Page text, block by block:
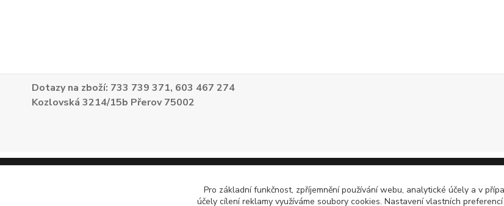
Dotazy na zboží: 733 739 371, 603 467 274
Kozlovská 3214/15b Přerov 75002
Pro základní funkčnost, zpříjemnění používání webu, analytické účely a v
účely cílení reklamy využíváme soubory cookies. Nastavení vlastních